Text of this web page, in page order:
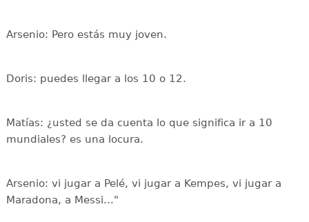
Arsenio: Pero estás muy joven.
Doris: puedes llegar a los 10 o 12.
Matías: ¿usted se da cuenta lo que significa ir a 10
mundiales? es una locura.
Arsenio: vi jugar a Pelé, vi jugar a Kempes, vi jugar a
Maradona, a Messi..."